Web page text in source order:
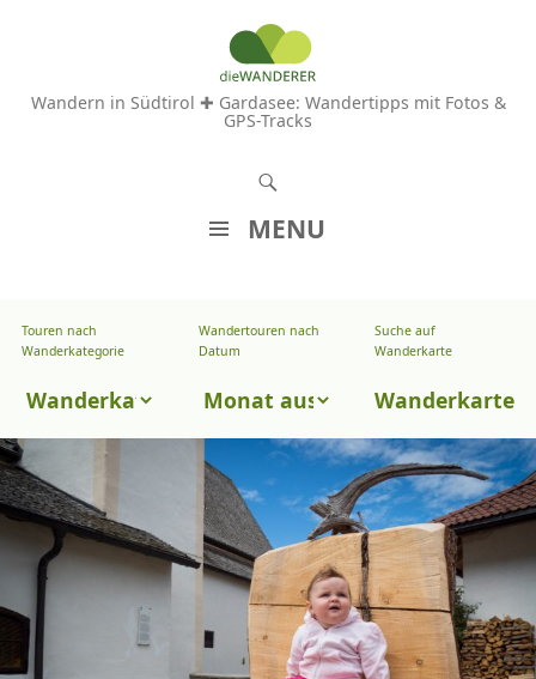
Wandern in Südtirol ✚ Gardasee: Wandertipps mit Fotos &
GPS-Tracks
MENU
M
A
P
Touren nach
Wanderkategorie
Touren
Wanderkategorie
Wandertouren nach
Datum
Wandertouren
Datum
Suche auf
Wanderkarte
Wanderkarte